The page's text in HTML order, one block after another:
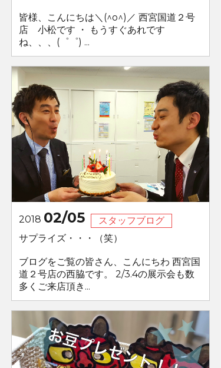
皆様、こんにちは＼(^o^)／ 西宮国道２号
店 小松です ・ もうすぐあれです
ね、、、(゜゜) ...
2018 02/05
スタッフブログ
サプライズ・・・（笑）
ブログをご覧の皆さん、こんにちわ 西宮国
道２号店の西脇です。 2/3.4の展示会も数
多くご来店頂き...